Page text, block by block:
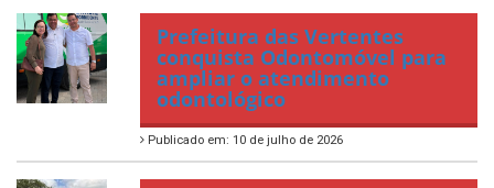
Prefeitura das Vertentes
conquista Odontomóvel para
ampliar o atendimento
odontológico
Publicado em: 10 de julho de 2026